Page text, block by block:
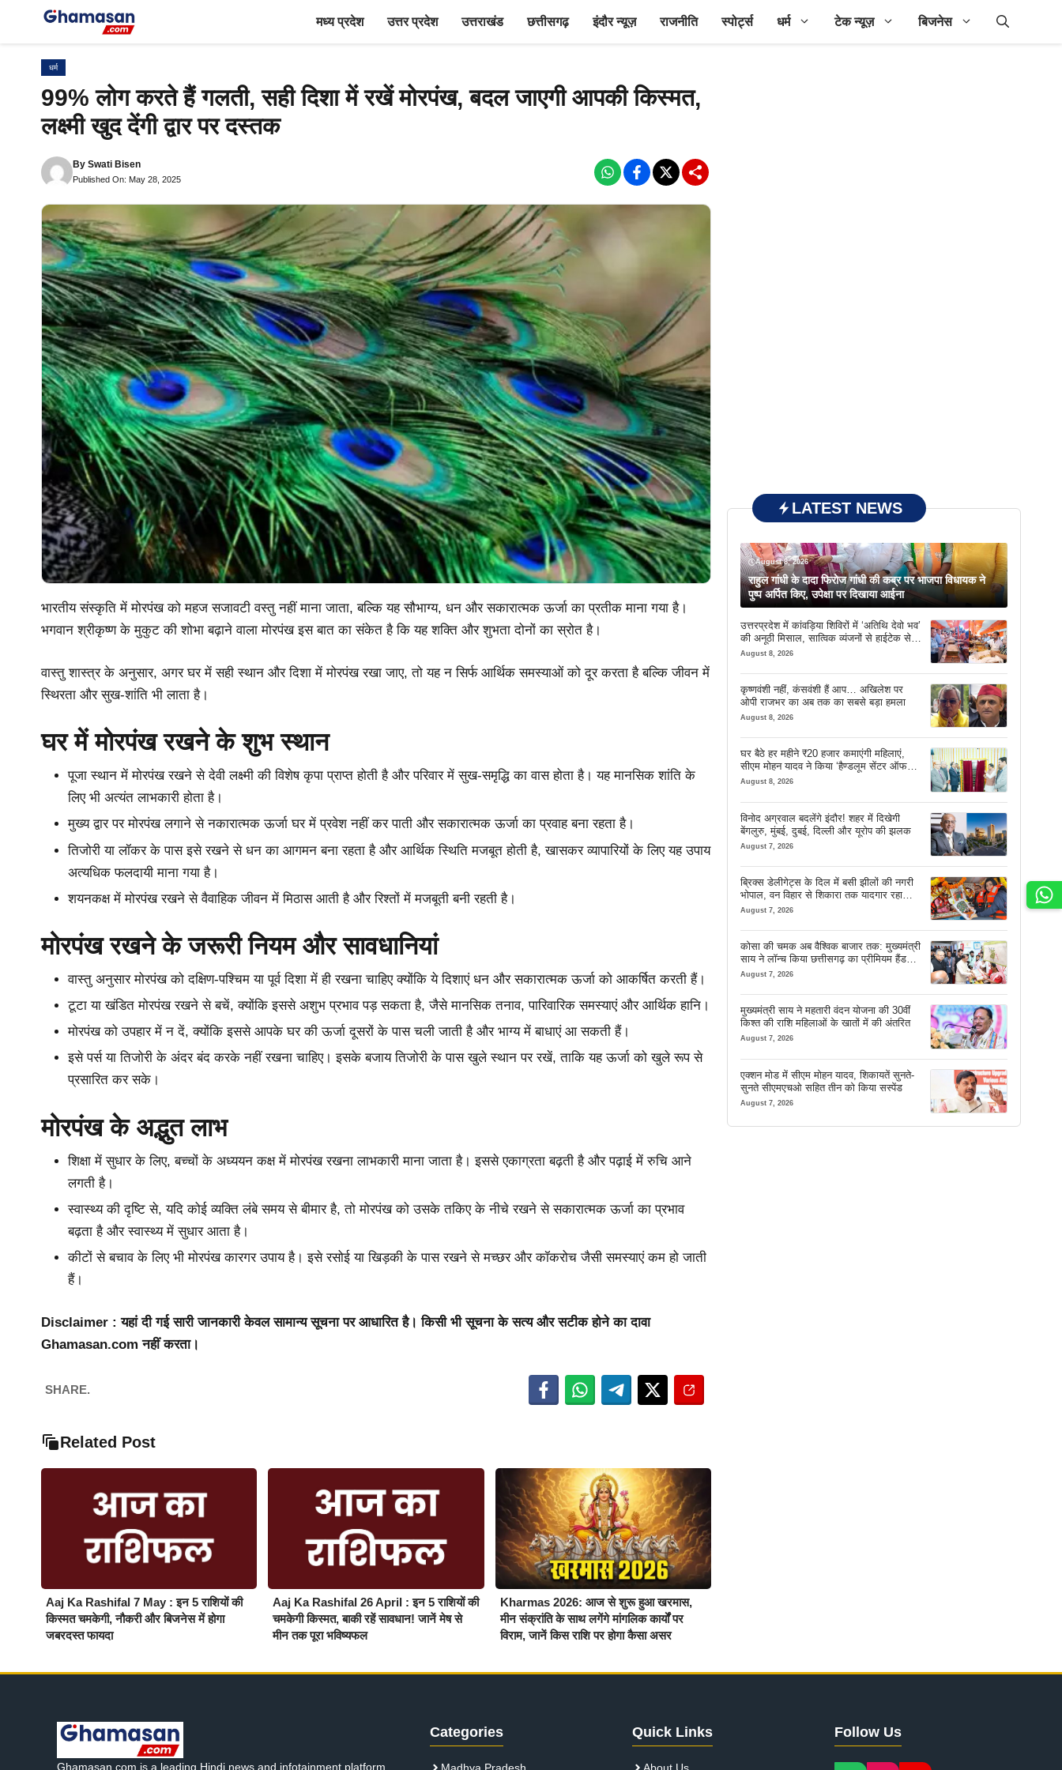
मध्य प्रदेश उत्तर प्रदेश उत्तराखंड छत्तीसगढ़ इंदौर न्यूज़ राजनीति स्पोर्ट्स धर्म टेक न्यूज़ बिजनेस
धर्म
99% लोग करते हैं गलती, सही दिशा में रखें मोरपंख, बदल जाएगी आपकी किस्मत,
लक्ष्मी खुद देंगी द्वार पर दस्तक
By Swati Bisen
Published On: May 28, 2025
भारतीय संस्कृति में मोरपंख को महज सजावटी वस्तु नहीं माना जाता, बल्कि यह सौभाग्य, धन और सकारात्मक ऊर्जा का प्रतीक माना गया है।
भगवान श्रीकृष्ण के मुकुट की शोभा बढ़ाने वाला मोरपंख इस बात का संकेत है कि यह शक्ति और शुभता दोनों का स्रोत है।
वास्तु शास्त्र के अनुसार, अगर घर में सही स्थान और दिशा में मोरपंख रखा जाए, तो यह न सिर्फ आर्थिक समस्याओं को दूर करता है बल्कि जीवन में
स्थिरता और सुख-शांति भी लाता है।
घर में मोरपंख रखने के शुभ स्थान
पूजा स्थान में मोरपंख रखने से देवी लक्ष्मी की विशेष कृपा प्राप्त होती है और परिवार में सुख-समृद्धि का वास होता है। यह मानसिक शांति के
लिए भी अत्यंत लाभकारी होता है।
मुख्य द्वार पर मोरपंख लगाने से नकारात्मक ऊर्जा घर में प्रवेश नहीं कर पाती और सकारात्मक ऊर्जा का प्रवाह बना रहता है।
तिजोरी या लॉकर के पास इसे रखने से धन का आगमन बना रहता है और आर्थिक स्थिति मजबूत होती है, खासकर व्यापारियों के लिए यह उपाय
अत्यधिक फलदायी माना गया है।
शयनकक्ष में मोरपंख रखने से वैवाहिक जीवन में मिठास आती है और रिश्तों में मजबूती बनी रहती है।
मोरपंख रखने के जरूरी नियम और सावधानियां
वास्तु अनुसार मोरपंख को दक्षिण-पश्चिम या पूर्व दिशा में ही रखना चाहिए क्योंकि ये दिशाएं धन और सकारात्मक ऊर्जा को आकर्षित करती हैं।
टूटा या खंडित मोरपंख रखने से बचें, क्योंकि इससे अशुभ प्रभाव पड़ सकता है, जैसे मानसिक तनाव, पारिवारिक समस्याएं और आर्थिक हानि।
मोरपंख को उपहार में न दें, क्योंकि इससे आपके घर की ऊर्जा दूसरों के पास चली जाती है और भाग्य में बाधाएं आ सकती हैं।
इसे पर्स या तिजोरी के अंदर बंद करके नहीं रखना चाहिए। इसके बजाय तिजोरी के पास खुले स्थान पर रखें, ताकि यह ऊर्जा को खुले रूप से
प्रसारित कर सके।
मोरपंख के अद्भुत लाभ
शिक्षा में सुधार के लिए, बच्चों के अध्ययन कक्ष में मोरपंख रखना लाभकारी माना जाता है। इससे एकाग्रता बढ़ती है और पढ़ाई में रुचि आने
लगती है।
स्वास्थ्य की दृष्टि से, यदि कोई व्यक्ति लंबे समय से बीमार है, तो मोरपंख को उसके तकिए के नीचे रखने से सकारात्मक ऊर्जा का प्रभाव
बढ़ता है और स्वास्थ्य में सुधार आता है।
कीटों से बचाव के लिए भी मोरपंख कारगर उपाय है। इसे रसोई या खिड़की के पास रखने से मच्छर और कॉकरोच जैसी समस्याएं कम हो जाती
हैं।
Disclaimer : यहां दी गई सारी जानकारी केवल सामान्य सूचना पर आधारित है। किसी भी सूचना के सत्य और सटीक होने का दावा
Ghamasan.com नहीं करता।
SHARE.
Related Post
Aaj Ka Rashifal 7 May : इन 5 राशियों की
किस्मत चमकेगी, नौकरी और बिजनेस में होगा
जबरदस्त फायदा
Aaj Ka Rashifal 26 April : इन 5 राशियों की
चमकेगी किस्मत, बाकी रहें सावधान! जानें मेष से
मीन तक पूरा भविष्यफल
Kharmas 2026: आज से शुरू हुआ खरमास,
मीन संक्रांति के साथ लगेंगे मांगलिक कार्यों पर
विराम, जानें किस राशि पर होगा कैसा असर
LATEST NEWS
August 8, 2026
राहुल गांधी के दादा फिरोज गांधी की कब्र पर भाजपा विधायक ने
पुष्प अर्पित किए, उपेक्षा पर दिखाया आईना
उत्तरप्रदेश में कांवड़िया शिविरों में ‘अतिथि देवो भव’
की अनूठी मिसाल, सात्विक व्यंजनों से हाईटेक सेवा
तक खास इंतजाम
August 8, 2026
कृष्णवंशी नहीं, कंसवंशी हैं आप… अखिलेश पर
ओपी राजभर का अब तक का सबसे बड़ा हमला
August 8, 2026
घर बैठे हर महीने ₹20 हजार कमाएंगी महिलाएं,
सीएम मोहन यादव ने किया ‘हैण्डलूम सेंटर ऑफ
एक्सीलेंस’ का शुभारंभ
August 8, 2026
विनोद अग्रवाल बदलेंगे इंदौर! शहर में दिखेगी
बेंगलुरु, मुंबई, दुबई, दिल्ली और यूरोप की झलक
August 7, 2026
ब्रिक्स डेलीगेट्स के दिल में बसी झीलों की नगरी
भोपाल, वन विहार से शिकारा तक यादगार रहा
सफर
August 7, 2026
कोसा की चमक अब वैश्विक बाजार तक: मुख्यमंत्री
साय ने लॉन्च किया छत्तीसगढ़ का प्रीमियम हैंडलूम
ब्रांड ‘कोशल फैब’
August 7, 2026
मुख्यमंत्री साय ने महतारी वंदन योजना की 30वीं
किश्त की राशि महिलाओं के खातों में की अंतरित
August 7, 2026
एक्शन मोड में सीएम मोहन यादव, शिकायतें सुनते-
सुनते सीएमएचओ सहित तीन को किया सस्पेंड
August 7, 2026
Ghamasan.com is a leading Hindi news and infotainment platform,
Categories Quick Links Follow Us